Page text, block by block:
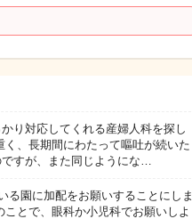
り対応してくれる産婦人科を探し
、長期間にわたって嘔吐が続いた
すが、また同じようにな…
る園に加配をお願いすることにしま
とで、眼科か小児科でお願いしよ